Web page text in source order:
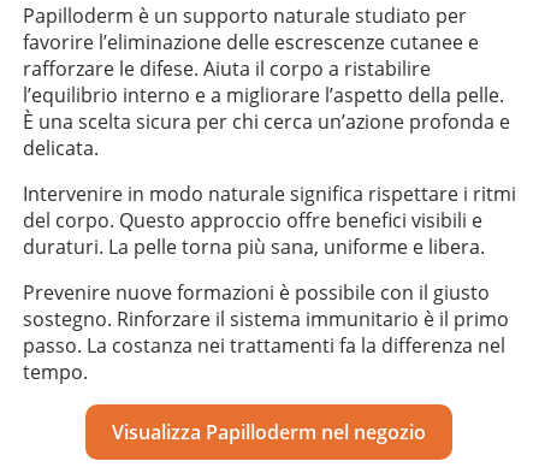
Papilloderm è un supporto naturale studiato per
favorire l’eliminazione delle escrescenze cutanee e
rafforzare le difese. Aiuta il corpo a ristabilire
l’equilibrio interno e a migliorare l’aspetto della pelle.
È una scelta sicura per chi cerca un’azione profonda e
delicata.
Intervenire in modo naturale significa rispettare i ritmi
del corpo. Questo approccio offre benefici visibili e
duraturi. La pelle torna più sana, uniforme e libera.
Prevenire nuove formazioni è possibile con il giusto
sostegno. Rinforzare il sistema immunitario è il primo
passo. La costanza nei trattamenti fa la differenza nel
tempo.
Visualizza Papilloderm nel negozio